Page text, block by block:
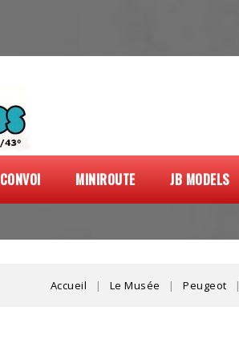
CONVOI MINIROUTE JB MODELS
Accueil Le Musée Peugeot